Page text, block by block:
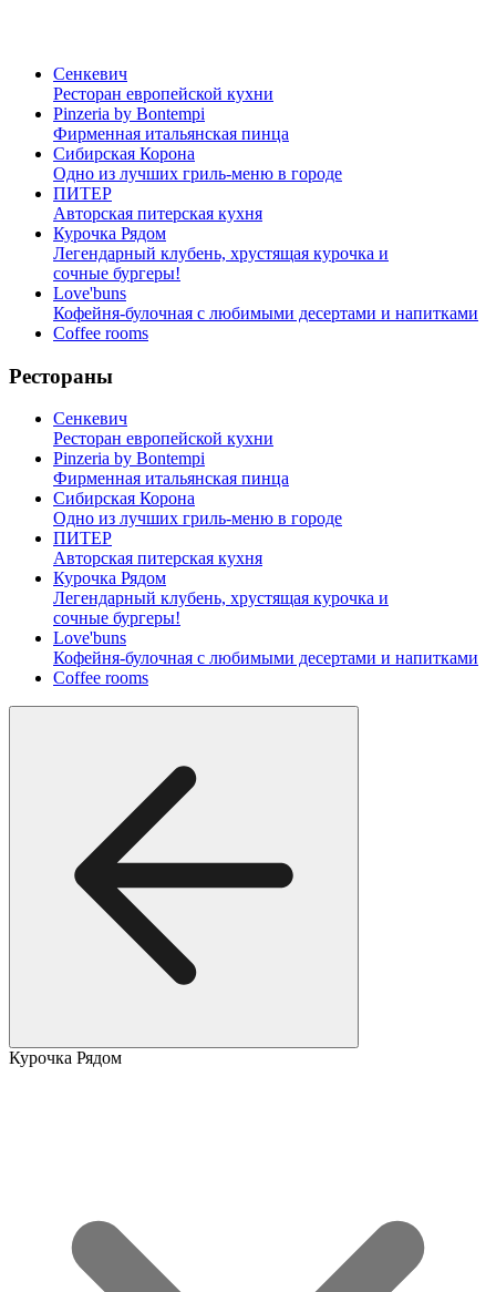
Сенкевич
Ресторан европейской кухни
Pinzeria by Bontempi
Фирменная итальянская пинца
Сибирская Корона
Одно из лучших гриль-меню в городе
ПИТЕР
Авторская питерская кухня
Курочка Рядом
Легендарный клубень, хрустящая курочка и
сочные бургеры!
Love'buns
Кофейня-булочная с любимыми десертами и напитками
Coffee rooms
Рестораны
Сенкевич
Ресторан европейской кухни
Pinzeria by Bontempi
Фирменная итальянская пинца
Сибирская Корона
Одно из лучших гриль-меню в городе
ПИТЕР
Авторская питерская кухня
Курочка Рядом
Легендарный клубень, хрустящая курочка и
сочные бургеры!
Love'buns
Кофейня-булочная с любимыми десертами и напитками
Coffee rooms
Курочка Рядом